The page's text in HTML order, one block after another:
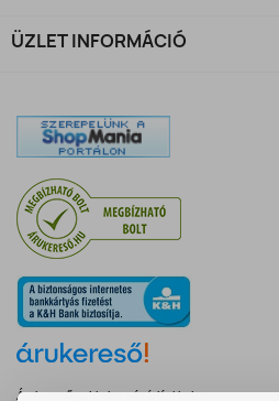
ÜZLET INFORMÁCIÓ
Árukereső, a hiteles vásárlási kalauz